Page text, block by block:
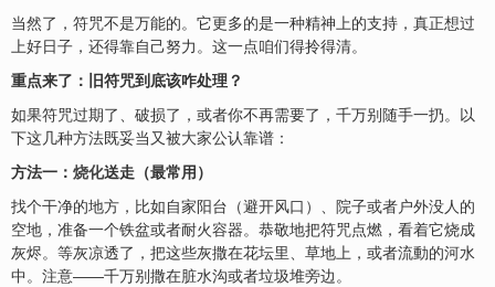
当然了，符咒不是万能的。它更多的是一种精神上的支持，真正想过
上好日子，还得靠自己努力。这一点咱们得拎得清。
重点来了：旧符咒到底该咋处理？
如果符咒过期了、破损了，或者你不再需要了，千万别随手一扔。以
下这几种方法既妥当又被大家公认靠谱：
方法一： 烧化送走（最常用）
找个干净的地方，比如自家阳台（避开风口）、院子或者户外没人的
空地，准备一个铁盆或者耐火容器。恭敬地把符咒点燃，看着它烧成
灰烬。等灰凉透了，把这些灰撒在花坛里、草地上，或者流動的河水
中。注意——千万别撒在脏水沟或者垃圾堆旁边。